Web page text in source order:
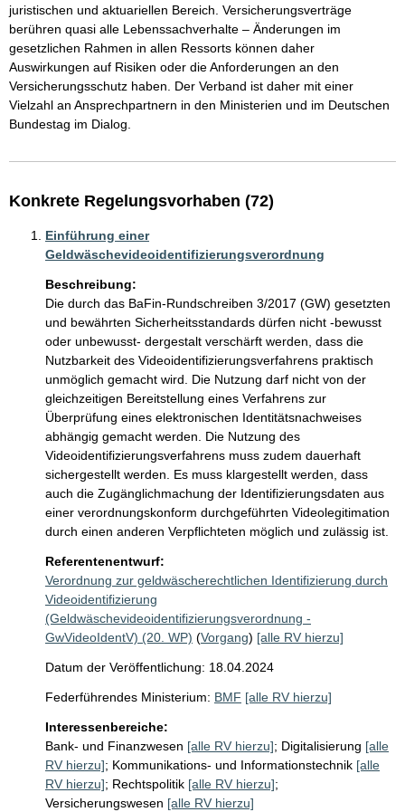
juristischen und aktuariellen Bereich. Versicherungsverträge
berühren quasi alle Lebenssachverhalte – Änderungen im
gesetzlichen Rahmen in allen Ressorts können daher
Auswirkungen auf Risiken oder die Anforderungen an den
Versicherungsschutz haben. Der Verband ist daher mit einer
Vielzahl an Ansprechpartnern in den Ministerien und im Deutschen
Bundestag im Dialog.
Konkrete Regelungsvorhaben (72)
Einführung einer
Geldwäschevideoidentifizierungsverordnung
Beschreibung:
Die durch das BaFin-Rundschreiben 3/2017 (GW) gesetzten
und bewährten Sicherheitsstandards dürfen nicht -bewusst
oder unbewusst- dergestalt verschärft werden, dass die
Nutzbarkeit des Videoidentifizierungsverfahrens praktisch
unmöglich gemacht wird. Die Nutzung darf nicht von der
gleichzeitigen Bereitstellung eines Verfahrens zur
Überprüfung eines elektronischen Identitätsnachweises
abhängig gemacht werden. Die Nutzung des
Videoidentifizierungsverfahrens muss zudem dauerhaft
sichergestellt werden. Es muss klargestellt werden, dass
auch die Zugänglichmachung der Identifizierungsdaten aus
einer verordnungskonform durchgeführten Videolegitimation
durch einen anderen Verpflichteten möglich und zulässig ist.
Referentenentwurf:
Verordnung zur geldwäscherechtlichen Identifizierung durch
Videoidentifizierung
(Geldwäschevideoidentifizierungsverordnung -
GwVideoIdentV) (20. WP) (Vorgang) [alle RV hierzu]
Datum der Veröffentlichung: 18.04.2024
Federführendes Ministerium: BMF [alle RV hierzu]
Interessenbereiche:
Bank- und Finanzwesen [alle RV hierzu]; Digitalisierung [alle
RV hierzu]; Kommunikations- und Informationstechnik [alle
RV hierzu]; Rechtspolitik [alle RV hierzu];
Versicherungswesen [alle RV hierzu]